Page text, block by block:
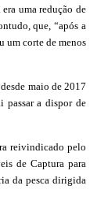
uma redução de
que, “após a
um corte de menos
maio de 2017
passar a dispor de
reivindicado pelo
de Captura para
da pesca dirigida